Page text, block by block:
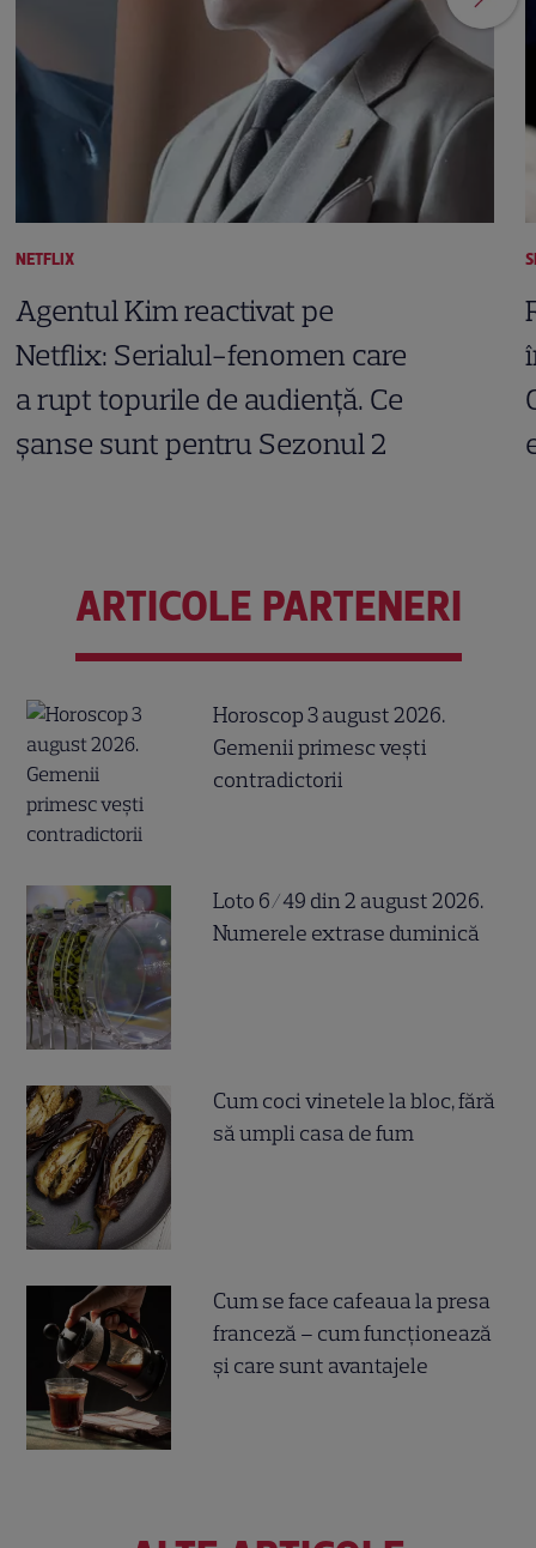
NETFLIX
Agentul Kim reactivat pe
Netflix: Serialul-fenomen care
a rupt topurile de audiență. Ce
șanse sunt pentru Sezonul 2
ARTICOLE PARTENERI
Horoscop 3 august 2026.
Gemenii primesc vești
contradictorii
Loto 6/49 din 2 august 2026.
Numerele extrase duminică
Cum coci vinetele la bloc, fără
să umpli casa de fum
Cum se face cafeaua la presa
franceză – cum funcționează
și care sunt avantajele